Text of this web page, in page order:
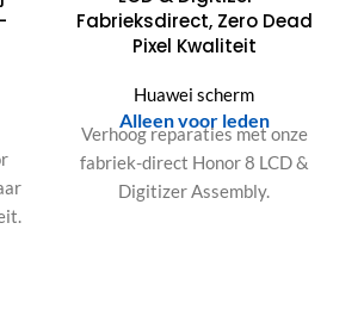
Fabrieksdirect, Zero Dead
Pixel Kwaliteit
Huawei scherm
Alleen voor leden
Verhoog reparaties met onze
fabriek-direct Honor 8 LCD &
Digitizer Assembly.